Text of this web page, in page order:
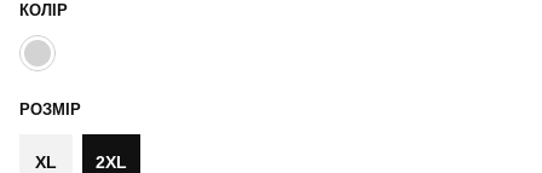
КОЛІР
РОЗМІР
XL 2XL